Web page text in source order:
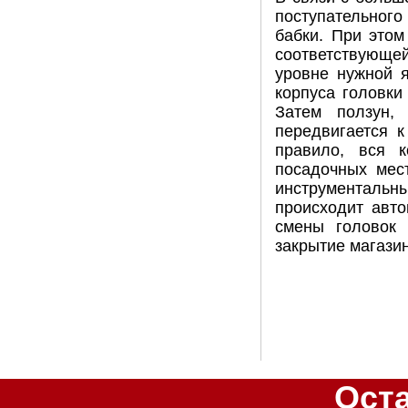
бабки. При
уровне нужной
корпуса
Затем ползун,
передвигается
правило, вся
посадочных
происходит
смены головок
закрытие